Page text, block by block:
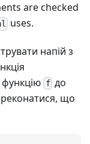
are checked
uses.
напій з
функцію fдо
що